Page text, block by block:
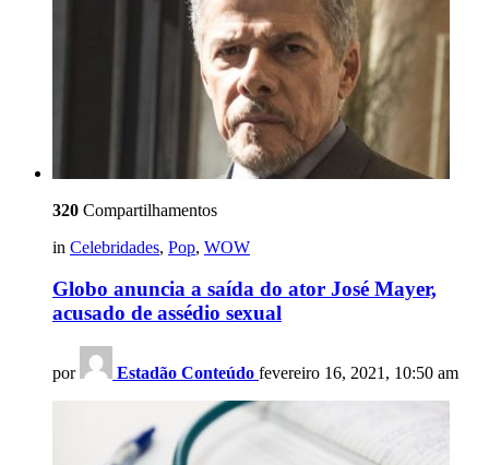
320 Compartilhamentos
in Celebridades, Pop, WOW
Globo anuncia a saída do ator José Mayer,
acusado de assédio sexual
por Estadão Conteúdo fevereiro 16, 2021, 10:50 am